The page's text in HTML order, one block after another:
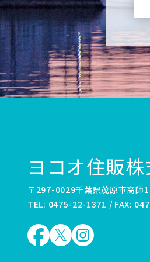
ヨコオ住販
〒297-0029千葉県茂原市高師
TEL: 0475-22-1371 / FAX: